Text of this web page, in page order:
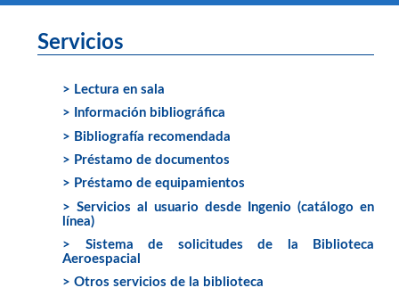
Servicios
> Lectura en sala
> Información bibliográfica
> Bibliografía recomendada
> Préstamo de documentos
> Préstamo de equipamientos
> Servicios al usuario desde Ingenio (catálogo en
línea)
> Sistema de solicitudes de la Biblioteca
Aeroespacial
> Otros servicios de la biblioteca